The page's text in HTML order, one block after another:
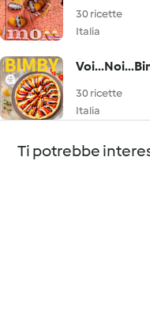
30 ricette
Italia
30 ricette
Italia
Ti potrebbe